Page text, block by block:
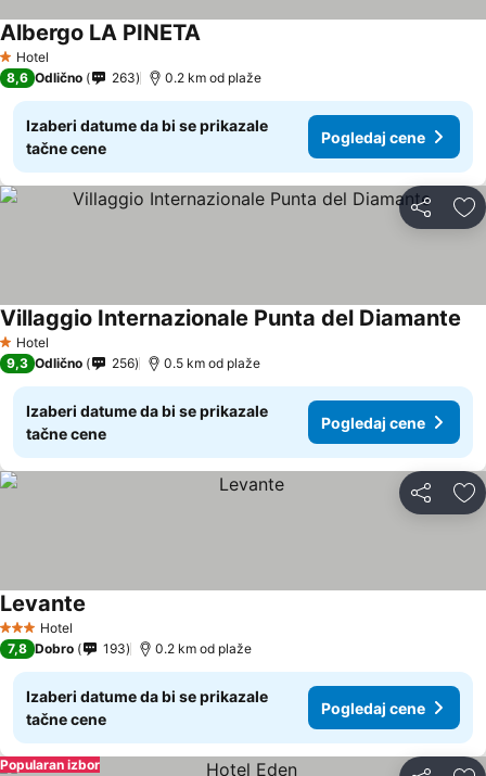
1 Zvezdice
Hotel
Albergo LA PINETA
8,6 Odlično 263 0.2 km od plaže
Izaberi datume da bi se prikazale
tačne cene
Pogledaj cene
Deli
1 Zvezdice
Hotel
Villaggio Internazionale Punta del Diamante
9,3 Odlično 256 0.5 km od plaže
Izaberi datume da bi se prikazale
tačne cene
Pogledaj cene
Deli
3 Zvezdice
Hotel
Levante
7,8 Dobro 193 0.2 km od plaže
Izaberi datume da bi se prikazale
tačne cene
Pogledaj cene
Popularan izbor